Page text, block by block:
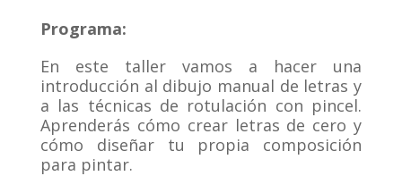
Programa:
En este taller vamos a hacer una
introducción al dibujo manual de letras y
a las técnicas de rotulación con pincel.
Aprenderás cómo crear letras de cero y
cómo diseñar tu propia composición
para pintar.